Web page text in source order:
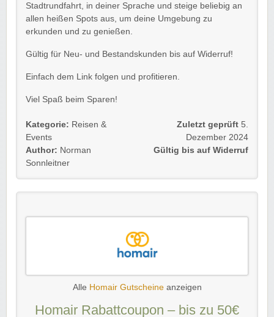
Stadtrundfahrt, in deiner Sprache und steige beliebig an
allen heißen Spots aus, um deine Umgebung zu
erkunden und zu genießen.
Gültig für Neu- und Bestandskunden bis auf Widerruf!
Einfach dem Link folgen und profitieren.
Viel Spaß beim Sparen!
Kategorie: Reisen &
Events
Author: Norman
Sonnleitner
Zuletzt geprüft 5.
Dezember 2024
Gültig bis auf Widerruf
Alle Homair Gutscheineanzeigen
Homair Rabattcoupon – bis zu 50€